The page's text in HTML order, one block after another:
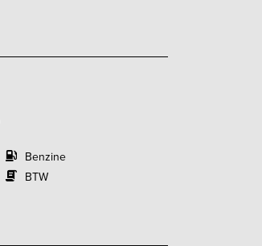
Benzine
BTW